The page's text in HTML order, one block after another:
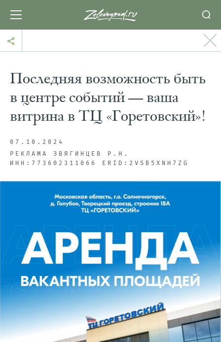
Последняя возможность быть
в центре событий — ваша
витрина в ТЦ «Горетовский»!
07.10.2024
РЕКЛАМА ЗВЯГИНЦЕВ Р.Н.
ИНН:773602311066 ERID:2VSB5XNH7ZG